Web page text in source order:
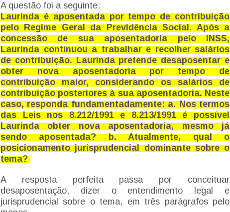
A questão foi a seguinte:
Laurinda é aposentada por tempo de contribuição
pelo Regime Geral da Previdência Social. Após a
concessão de sua aposentadoria pelo INSS,
Laurinda continuou a trabalhar e recolher salários
de contribuição. Laurinda pretende desaposentar e
obter nova aposentadoria por tempo de
contribuição maior, considerando os salários de
contribuição posteriores à sua aposentadoria. Neste
caso, responda fundamentadamente: a. Nos termos
das Leis nos 8.212/1991 e 8.213/1991 é possível
Laurinda obter nova aposentadoria, mesmo já
sendo aposentada? b. Atualmente, qual o
posicionamento jurisprudencial dominante sobre o
tema?
A resposta perfeita passa por conceituar
desaposentação, dizer o entendimento legal e
jurisprudencial sobre o tema, em três parágrafos pelo